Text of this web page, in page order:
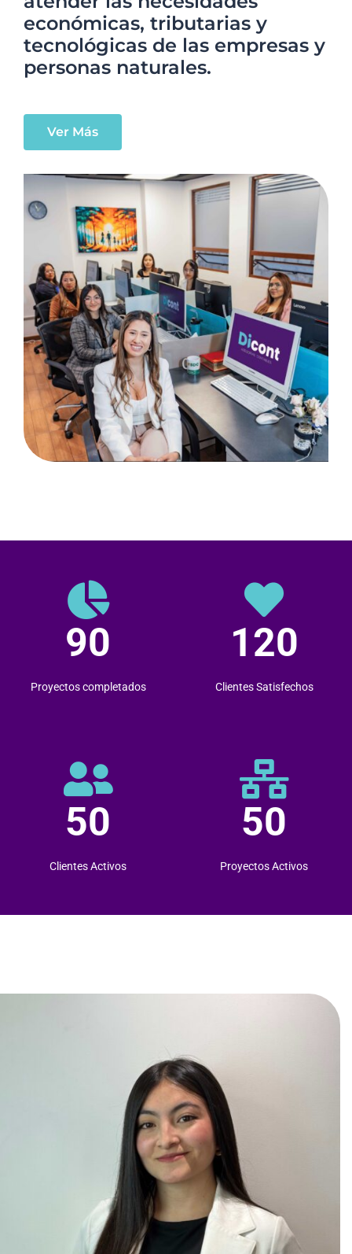
económicas, tributarias y
tecnológicas de las empresas y
personas naturales.
Ver Más
90
Proyectos completados
120
Clientes Satisfechos
50
Clientes Activos
50
Proyectos Activos